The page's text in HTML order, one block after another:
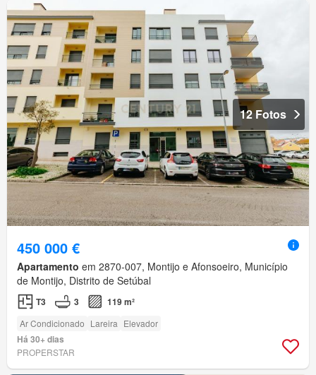
12 Fotos
450 000 €
Apartamento em 2870-007, Montijo e Afonsoeiro, Município
de Montijo, Distrito de Setúbal
T3 3 119 m²
Ar Condicionado Lareira Elevador
Há 30+ dias
PROPERSTAR